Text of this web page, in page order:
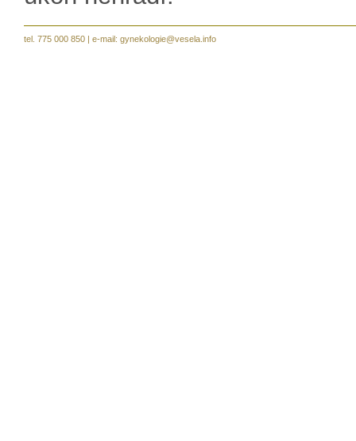
tel. 775 000 850 | e-mail: gynekologie@vesela.info